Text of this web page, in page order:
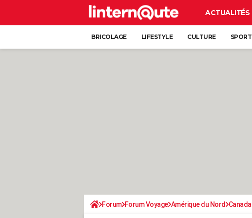
ACTUALITÉS
BRICOLAGE LIFESTYLE CULTURE SPORT
Forum Forum Voyage Amérique du Nord Canada